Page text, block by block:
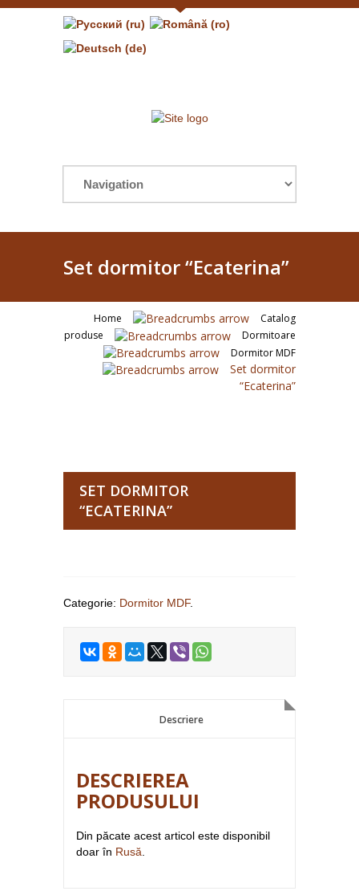
Set dormitor “Ecaterina”
Home
Catalog
produse
Dormitoare
Dormitor MDF
Set dormitor
“Ecaterina”
SET DORMITOR
“ECATERINA”
Categorie: Dormitor MDF.
Descriere
Descriere
DESCRIEREA
PRODUSULUI
Din păcate acest articol este disponibil
doar în Rusă